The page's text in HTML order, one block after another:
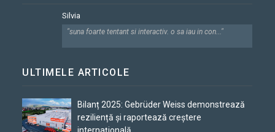
Silvia
"suna foarte tentant si interactiv. o sa iau in con..."
ULTIMELE ARTICOLE
Bilanț 2025: Gebrüder Weiss demonstrează
reziliență și raportează creștere